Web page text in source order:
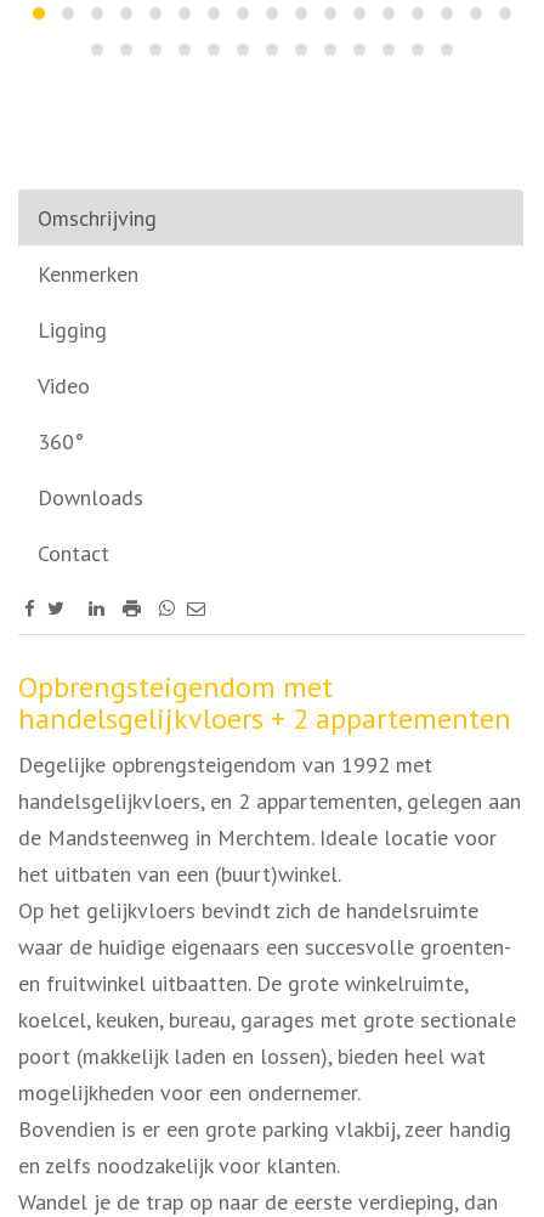
Omschrijving
Kenmerken
Ligging
Video
360°
Downloads
Contact
Omschrijving
Opbrengsteigendom met
handelsgelijkvloers + 2 appartementen
Degelijke opbrengsteigendom van 1992 met
handelsgelijkvloers, en 2 appartementen, gelegen aan
de Mandsteenweg in Merchtem. Ideale locatie voor
het uitbaten van een (buurt)winkel.
Op het gelijkvloers bevindt zich de handelsruimte
waar de huidige eigenaars een succesvolle groenten-
en fruitwinkel uitbaatten. De grote winkelruimte,
koelcel, keuken, bureau, garages met grote sectionale
poort (makkelijk laden en lossen), bieden heel wat
mogelijkheden voor een ondernemer.
Bovendien is er een grote parking vlakbij, zeer handig
en zelfs noodzakelijk voor klanten.
Wandel je de trap op naar de eerste verdieping, dan